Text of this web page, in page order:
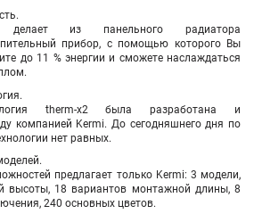
делает из панельного радиатора
прибор, с помощью которого Вы
до 11 % энергии и сможете наслаждаться
therm-x2 была разработана и
компанией Kermi. До сегодняшнего дня по
нет равных.
предлагает только Kermi: 3 модели,
высоты, 18 вариантов монтажной длины, 8
240 основных цветов.